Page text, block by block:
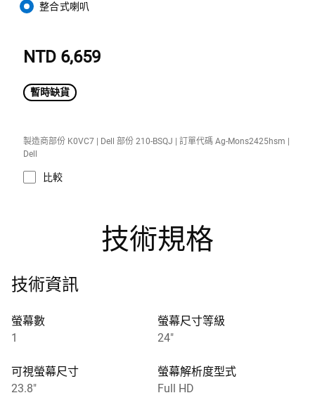
整合式喇叭
NTD 6,659
暫時缺貨
製造商部份 K0VC7 | Dell 部份 210-BSQJ | 訂單代碼 Ag-Mons2425hsm |
Dell
比較
技術規格
技術資訊
螢幕數
1
螢幕尺寸等級
24"
可視螢幕尺寸
23.8"
螢幕解析度型式
Full HD